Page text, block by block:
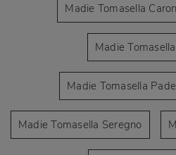
Madie Tomasella
Madie
Madie Tomasella
Madie Tomasella Seregno